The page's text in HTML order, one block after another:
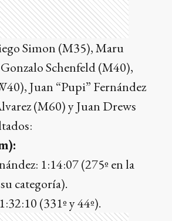
Simon (M35), Maru
Schenfeld (M40),
Juan “Pupi” Fernández
(M60) y Juan Drews
1:14:07 (275º en la
categoría).
(331º y 44º).